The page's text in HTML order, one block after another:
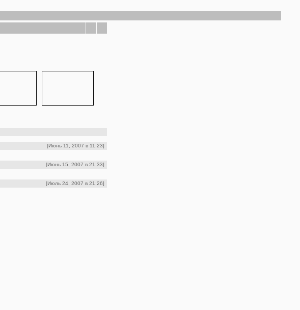
[Июнь 11, 2007 в 11:23]
[Июнь 15, 2007 в 21:33]
[Июль 24, 2007 в 21:26]